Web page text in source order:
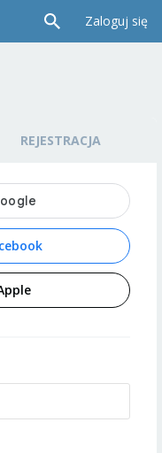
Zaloguj się
REJESTRACJA